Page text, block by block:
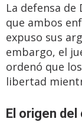
La defensa de
que ambos
expuso sus
embargo, el
ordenó que
libertad
El origen del